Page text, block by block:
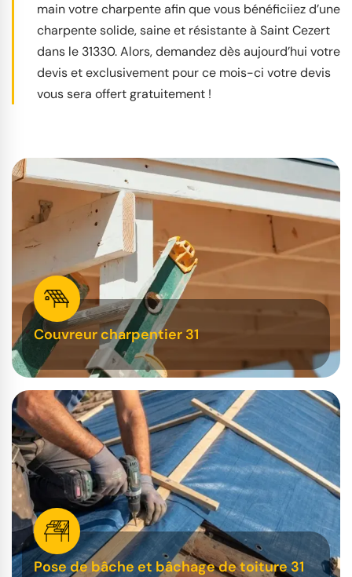
main votre charpente afin que vous bénéficiiez d’une
charpente solide, saine et résistante à Saint Cezert
dans le 31330. Alors, demandez dès aujourd’hui votre
devis et exclusivement pour ce mois-ci votre devis
vous sera offert gratuitement !
Couvreur charpentier 31
Pose de bâche et bâchage de toiture 31